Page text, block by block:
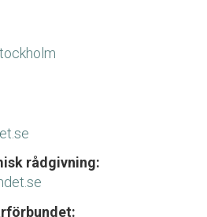
rådgivning: